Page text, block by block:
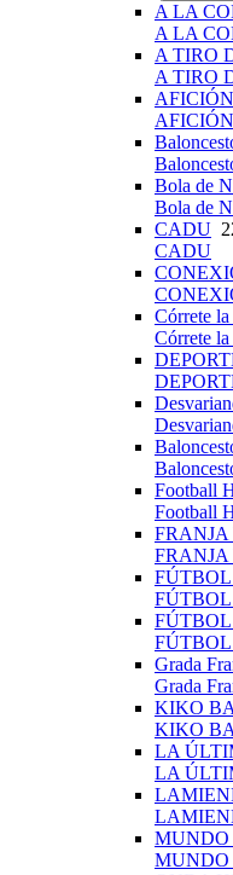
A LA
A LA
A TIRO
A TIRO
Bola de
Bola de
CADU
CADU
Córrete la
Córrete la
Football
Football
FRANJA
FRANJA
Grada
Grada
KIKO
KIKO
LA
LA
MUNDO
MUNDO